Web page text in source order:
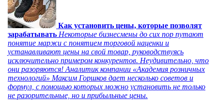
Как установить цены, которые позволят
зарабатывать Некоторые бизнесмены до сих пор путают
понятие маржи с понятием торговой наценки и
устанавливают цены на свой товар, руководствуясь
исключительно примером конкурентов. Неудивительно, что
они разоряются! Аналитик компании «Академия розничных
технологий» Максим Горшков дает несколько советов и
формул, с помощью которых можно установить не только
не разорительные, но и прибыльные цены.